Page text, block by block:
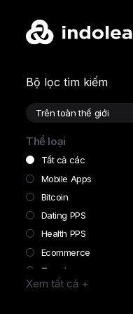
Bộ lọc tìm kiếm
Thể loại
Tất cả các
Mobile Apps
Bitcoin
Dating PPS
Health PPS
Ecommerce
Travel
Finance
Xem tất cả +